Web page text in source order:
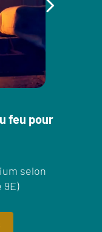
feu pour
selon
9E)